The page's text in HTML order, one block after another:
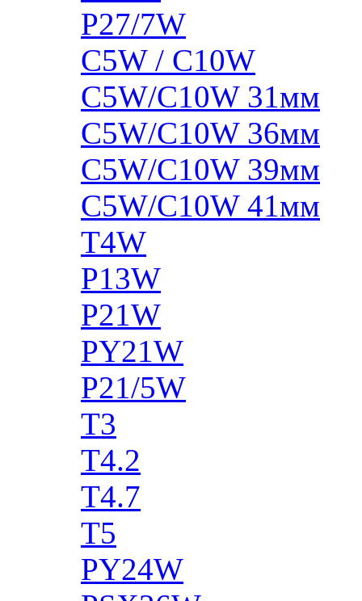
P27/7W
C5W / C10W
C5W/C10W 31мм
C5W/C10W 36мм
C5W/C10W 39мм
C5W/C10W 41мм
T4W
P13W
P21W
PY21W
P21/5W
T3
T4.2
T4.7
T5
PY24W